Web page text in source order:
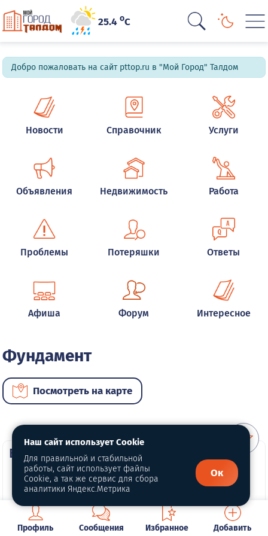
25.4oC
Добро пожаловать на сайт pttop.ru в "Мой Город" Талдом
Новости Справочник Услуги
Объявления Недвижимость Работа
Проблемы Потеряшки Ответы
Афиша Форум Интересное
Фундамент
Посмотреть на карте
ВИП услуги
Профиль Сообщения Избранное Добавить
Наш сайт использует Cookie
Для правильной и стабильной
работы, сайт использует файлы
Cookie, а так же сервис для сбора
аналитики Яндекс.Метрика
Ок